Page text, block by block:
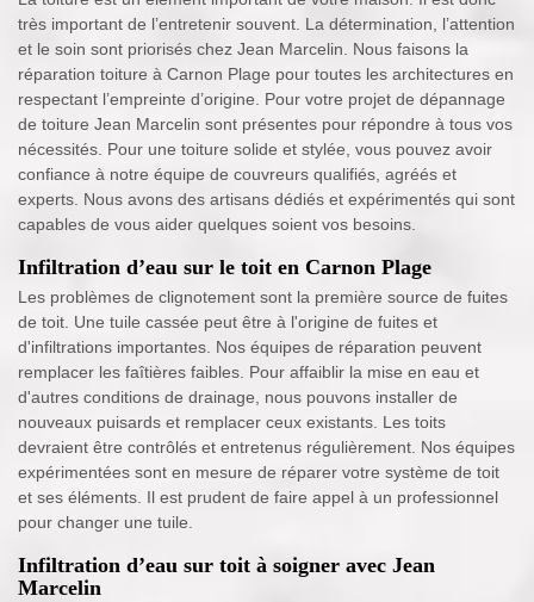
très important de l’entretenir souvent. La détermination, l’attention
et le soin sont priorisés chez Jean Marcelin. Nous faisons la
réparation toiture à Carnon Plage pour toutes les architectures en
respectant l’empreinte d’origine. Pour votre projet de dépannage
de toiture Jean Marcelin sont présentes pour répondre à tous vos
nécessités. Pour une toiture solide et stylée, vous pouvez avoir
confiance à notre équipe de couvreurs qualifiés, agréés et
experts. Nous avons des artisans dédiés et expérimentés qui sont
capables de vous aider quelques soient vos besoins.
Infiltration d’eau sur le toit en Carnon Plage
Les problèmes de clignotement sont la première source de fuites
de toit. Une tuile cassée peut être à l'origine de fuites et
d'infiltrations importantes. Nos équipes de réparation peuvent
remplacer les faîtières faibles. Pour affaiblir la mise en eau et
d'autres conditions de drainage, nous pouvons installer de
nouveaux puisards et remplacer ceux existants. Les toits
devraient être contrôlés et entretenus régulièrement. Nos équipes
expérimentées sont en mesure de réparer votre système de toit
et ses éléments. Il est prudent de faire appel à un professionnel
pour changer une tuile.
Infiltration d’eau sur toit à soigner avec Jean
Marcelin